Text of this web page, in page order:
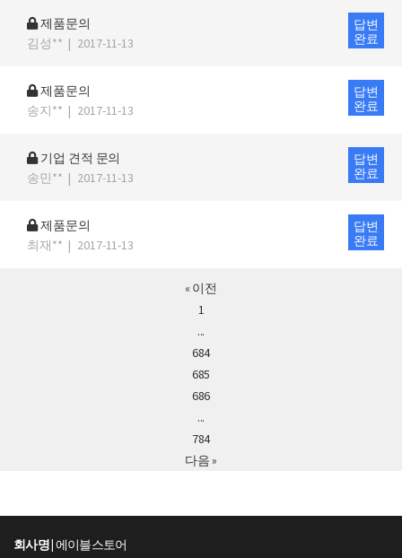
제품문의
김성** | 2017-11-13
답변
완료
제품문의
송지** | 2017-11-13
답변
완료
기업 견적 문의
송민** | 2017-11-13
답변
완료
제품문의
최재** | 2017-11-13
답변
완료
« 이전
1
...
684
685
686
...
784
다음 »
회사명 |에이블스토어